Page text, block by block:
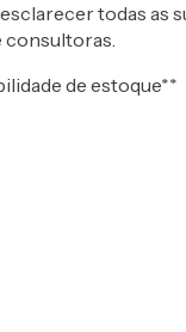
todas as
consultoras.
de estoque**